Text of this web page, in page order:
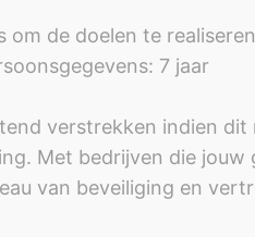
de doelen te
7 jaar
verstrekken indien dit
Met bedrijven die jouw
van beveiliging en